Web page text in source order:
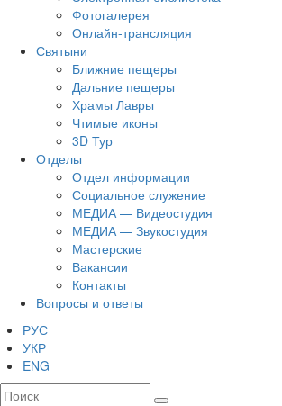
Фотогалерея
Онлайн-трансляция
Святыни
Ближние пещеры
Дальние пещеры
Храмы Лавры
Чтимые иконы
3D Тур
Отделы
Отдел информации
Социальное служение
МЕДИА — Видеостудия
МЕДИА — Звукостудия
Мастерские
Вакансии
Контакты
Вопросы и ответы
РУС
УКР
ENG